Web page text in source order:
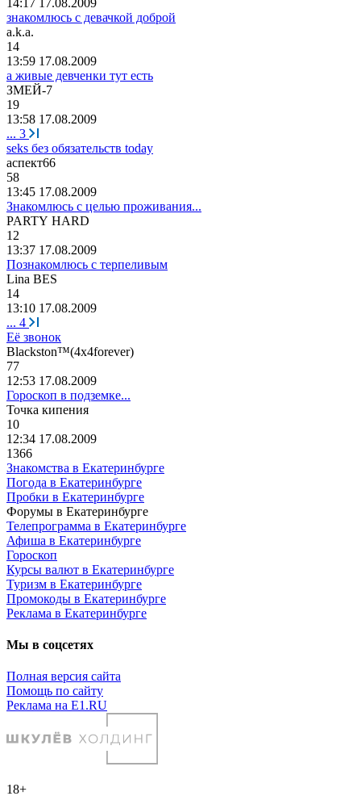
знакомлюсь с девачкой доброй
a.k.a.
14
13:59 17.08.2009
а живые девченки тут есть
ЗМЕЙ-7
19
13:58 17.08.2009
... 3
seks без обязательств today
аспект66
58
13:45 17.08.2009
Знакомлюсь с целью проживания...
PARTY HARD
12
13:37 17.08.2009
Познакомлюсь с терпеливым
Lina BES
14
13:10 17.08.2009
... 4
Её звонок
Blackston™(4х4forever)
77
12:53 17.08.2009
Гороскоп в подземке...
Точка кипения
10
12:34 17.08.2009
1366
Знакомства в Екатеринбурге
Погода в Екатеринбурге
Пробки в Екатеринбурге
Форумы в Екатеринбурге
Телепрограмма в Екатеринбурге
Афиша в Екатеринбурге
Гороскоп
Курсы валют в Екатеринбурге
Туризм в Екатеринбурге
Промокоды в Екатеринбурге
Реклама в Екатеринбурге
Мы в соцсетях
Полная версия сайта
Помощь по сайту
Реклама на E1.RU
18+